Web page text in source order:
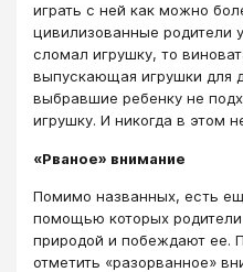
играть с ней как можно
цивилизованные родители
сломал игрушку, то
выпускающая игрушки для
выбравшие ребенку не
игрушку. И никогда в этом
«Рваное» внимание
Помимо названных, есть
помощью которых
природой и побеждают ее.
отметить «разорванное»